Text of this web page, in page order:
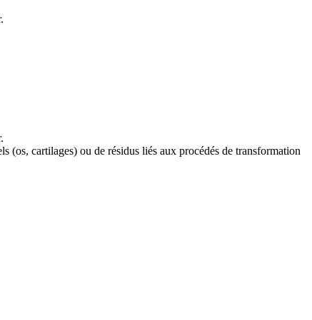
(os, cartilages) ou de résidus liés aux procédés de transformation